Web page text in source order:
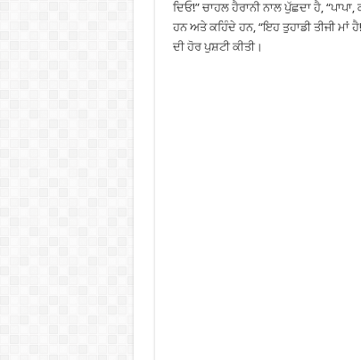
ਦਿਓ!” ਚਾਹਲ ਹੈਰਾਨੀ ਨਾਲ ਪੁੱਛਦਾ ਹੈ,
ਹਨ ਅਤੇ ਕਹਿੰਦੇ ਹਨ, “ਇਹ ਤੁਹਾਡੀ ਤੀਜੀ
ਦੀ ਹੋਰ ਪੁਸ਼ਟੀ ਕੀਤੀ।